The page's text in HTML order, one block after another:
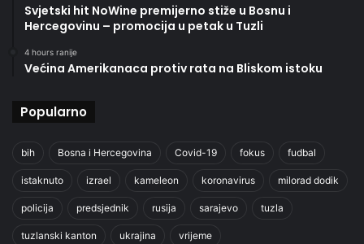
Svjetski hit NoWine premijerno stiže u Bosnu i
Hercegovinu – promocija u petak u Tuzli
4 hours ranije
Većina Amerikanaca protiv rata na Bliskom istoku
Popularno
bih Bosna i Hercegovina Covid-19 fokus fudbal
istaknuto izrael kameleon koronavirus milorad dodik
policija predsjednik rusija sarajevo tuzla
tuzlanski kanton ukrajina vrijeme